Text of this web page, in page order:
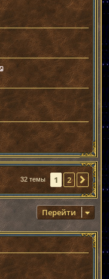
32 темы 1 2
Перейти